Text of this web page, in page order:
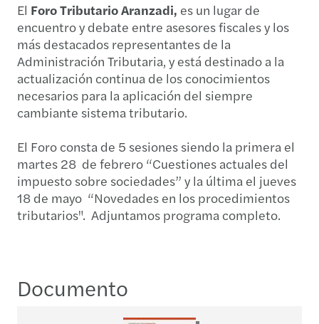
El Foro Tributario Aranzadi, es un lugar de
encuentro y debate entre asesores fiscales y los
más destacados representantes de la
Administración Tributaria, y está destinado a la
actualización continua de los conocimientos
necesarios para la aplicación del siempre
cambiante sistema tributario.
El Foro consta de 5 sesiones siendo la primera el
martes 28 de febrero “Cuestiones actuales del
impuesto sobre sociedades” y la última el jueves
18 de mayo “Novedades en los procedimientos
tributarios". Adjuntamos programa completo.
Documento